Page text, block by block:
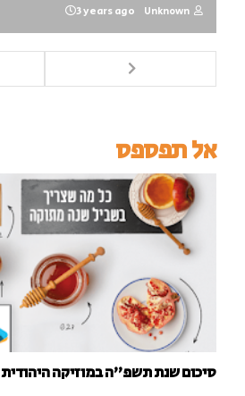
Unknown
3 years ago
אל תפספס
סיכום שנת תשפ"ה במוזיקה היהודית